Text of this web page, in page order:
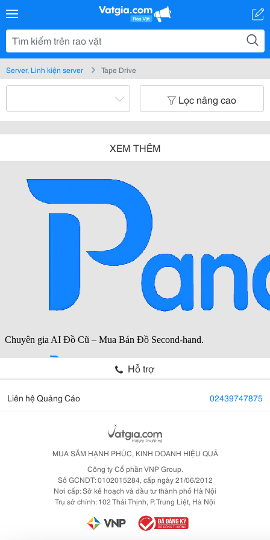
Server, Linh kiện server Tape Drive
Lọc nâng cao
XEM THÊM
Hỗ trợ
Liên hệ Quảng Cáo 02439747875
MUA SẮM HẠNH PHÚC, KINH DOANH HIỆU QUẢ
Công ty Cổ phần VNP Group.
Số GCNDT: 0102015284, cấp ngày 21/06/2012
Nơi cấp: Sở kế hoạch và đầu tư thành phố Hà Nội
Trụ sở chính: 102 Thái Thịnh, P. Trung Liệt, Hà Nội